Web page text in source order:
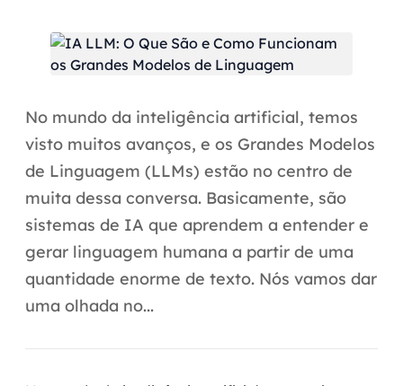
Aceleradores de IA
Automação inteligente
Integração de IA
RPA e hiperautomação
AI Day
Transformar dados em decisão
Data Analytics
No mundo da inteligência artificial, temos
visto muitos avanços, e os Grandes Modelos
de Linguagem (LLMs) estão no centro de
muita dessa conversa. Basicamente, são
sistemas de IA que aprendem a entender e
gerar linguagem humana a partir de uma
quantidade enorme de texto. Nós vamos dar
uma olhada no...